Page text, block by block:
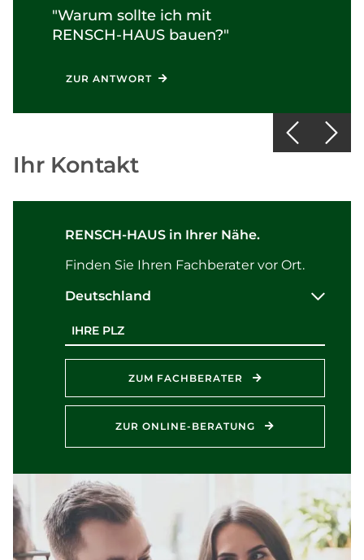
"Warum sollte ich mit
RENSCH-HAUS bauen?"
ZUR ANTWORT
Ihr Kontakt
RENSCH-HAUS in Ihrer Nähe.
Finden Sie Ihren Fachberater vor Ort.
Deutschland
Postleitzahl
ZUM FACHBERATER
ZUR ONLINE-BERATUNG